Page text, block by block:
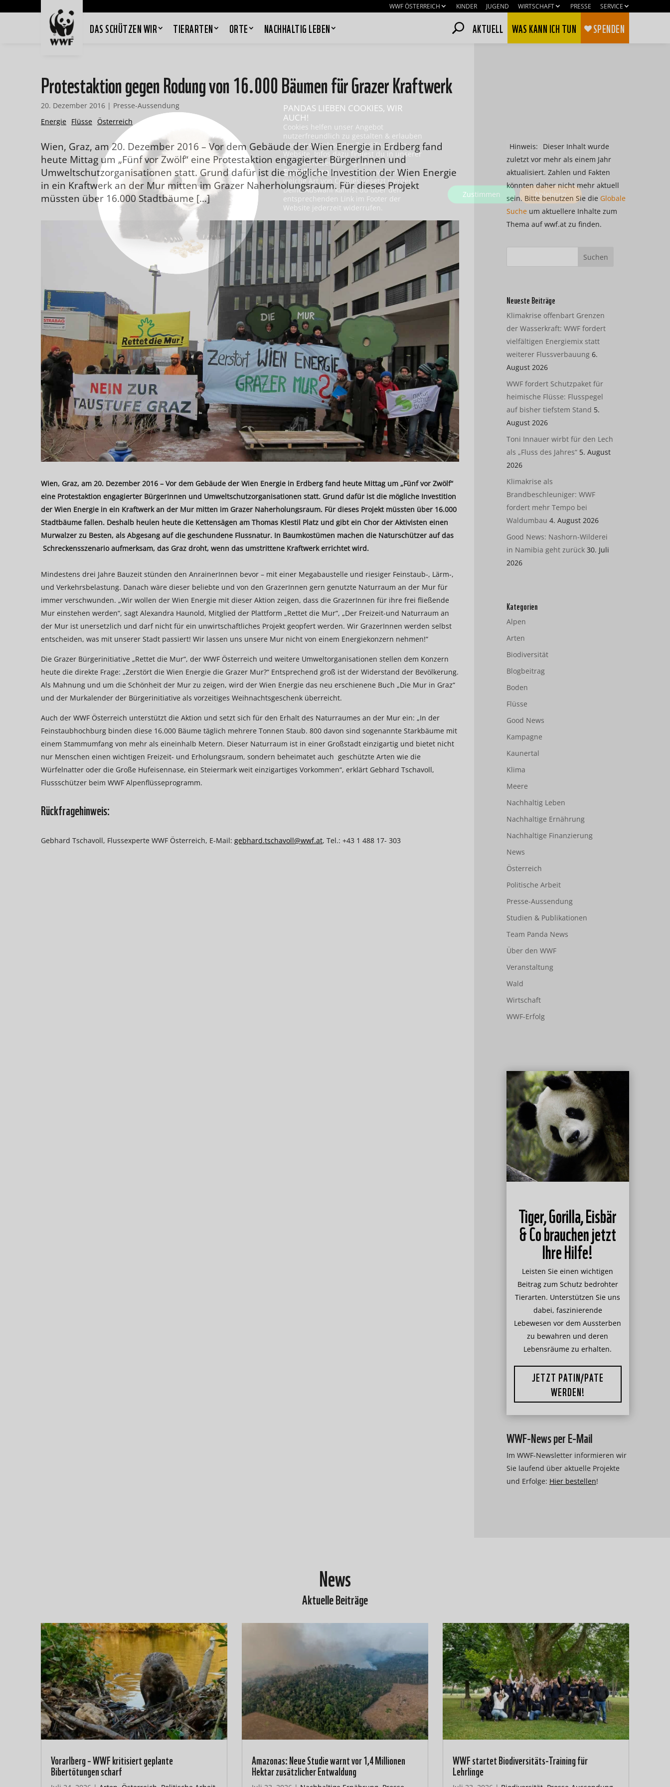
WWF ÖSTERREICH KINDER JUGEND WIRTSCHAFT PRESSE SERVICE
DAS SCHÜTZEN WIR TIERARTEN ORTE NACHHALTIG LEBEN AKTUELL WAS KANN ICH TUN SPENDEN
Protestaktion gegen Rodung von 16.000 Bäumen für Grazer Kraftwerk
20. Dezember 2016 | Presse-Aussendung
Energie Flüsse Österreich
Wien, Graz, am 20. Dezember 2016 – Vor dem Gebäude der Wien Energie in Erdberg fand
heute Mittag um „Fünf vor Zwölf“ eine Protestaktion engagierter BürgerInnen und
Umweltschutzorganisationen statt. Grund dafür ist die mögliche Investition der Wien Energie
in ein Kraftwerk an der Mur mitten im Grazer Naherholungsraum. Für dieses Projekt
müssten über 16.000 Stadtbäume […]
Wien, Graz, am 20. Dezember 2016 – Vor dem Gebäude der Wien Energie in Erdberg fand heute Mittag um „Fünf vor Zwölf“
eine Protestaktion engagierter BürgerInnen und Umweltschutzorganisationen statt. Grund dafür ist die mögliche Investition
der Wien Energie in ein Kraftwerk an der Mur mitten im Grazer Naherholungsraum. Für dieses Projekt müssten über 16.000
Stadtbäume fallen. Deshalb heulen heute die Kettensägen am Thomas Klestil Platz und gibt ein Chor der Aktivisten einen
Murwalzer zu Besten, als Abgesang auf die geschundene Flussnatur. In Baumkostümen machen die Naturschützer auf das
Schreckensszenario aufmerksam, das Graz droht, wenn das umstrittene Kraftwerk errichtet wird.
Mindestens drei Jahre Bauzeit stünden den AnrainerInnen bevor – mit einer Megabaustelle und riesiger Feinstaub-, Lärm-,
und Verkehrsbelastung. Danach wäre dieser beliebte und von den GrazerInnen gern genutzte Naturraum an der Mur für
immer verschwunden. „Wir wollen der Wien Energie mit dieser Aktion zeigen, dass die GrazerInnen für ihre frei fließende
Mur einstehen werden“, sagt Alexandra Haunold, Mitglied der Plattform „Rettet die Mur“, „Der Freizeit-und Naturraum an
der Mur ist unersetzlich und darf nicht für ein unwirtschaftliches Projekt geopfert werden. Wir GrazerInnen werden selbst
entscheiden, was mit unserer Stadt passiert! Wir lassen uns unsere Mur nicht von einem Energiekonzern nehmen!“
Die Grazer Bürgerinitiative „Rettet die Mur“, der WWF Österreich und weitere Umweltorganisationen stellen dem Konzern
heute die direkte Frage: „Zerstört die Wien Energie die Grazer Mur?“ Entsprechend groß ist der Widerstand der Bevölkerung.
Als Mahnung und um die Schönheit der Mur zu zeigen, wird der Wien Energie das neu erschienene Buch „Die Mur in Graz“
und der Murkalender der Bürgerinitiative als vorzeitiges Weihnachtsgeschenk überreicht.
Auch der WWF Österreich unterstützt die Aktion und setzt sich für den Erhalt des Naturraumes an der Mur ein: „In der
Feinstaubhochburg binden diese 16.000 Bäume täglich mehrere Tonnen Staub. 800 davon sind sogenannte Starkbäume mit
einem Stammumfang von mehr als eineinhalb Metern. Dieser Naturraum ist in einer Großstadt einzigartig und bietet nicht
nur Menschen einen wichtigen Freizeit- und Erholungsraum, sondern beheimatet auch geschützte Arten wie die
Würfelnatter oder die Große Hufeisennase, ein Steiermark weit einzigartiges Vorkommen“, erklärt Gebhard Tschavoll,
Flussschützer beim WWF Alpenflüsseprogramm.
Rückfragehinweis:
Gebhard Tschavoll, Flussexperte WWF Österreich, E-Mail: gebhard.tschavoll@wwf.at, Tel.: +43 1 488 17- 303
Hinweis:
Dieser Inhalt wurde
zuletzt vor mehr als einem Jahr
aktualisiert. Zahlen und Fakten
könnten daher nicht mehr aktuell
sein. Bitte benutzen Sie die Globale
Sucheum aktuellere Inhalte zum
Thema auf wwf.at zu finden.
Neueste Beiträge
Klimakrise offenbart Grenzen
der Wasserkraft: WWF fordert
vielfältigen Energiemix statt
weiterer Flussverbauung 6.
August 2026
WWF fordert Schutzpaket für
heimische Flüsse: Flusspegel
auf bisher tiefstem Stand 5.
August 2026
Toni Innauer wirbt für den Lech
als „Fluss des Jahres“ 5. August
2026
Klimakrise als
Brandbeschleuniger: WWF
fordert mehr Tempo bei
Waldumbau 4. August 2026
Good News: Nashorn-Wilderei
in Namibia geht zurück 30. Juli
2026
Kategorien
Alpen
Arten
Biodiversität
Blogbeitrag
Boden
Flüsse
Good News
Kampagne
Kaunertal
Klima
Meere
Nachhaltig Leben
Nachhaltige Ernährung
Nachhaltige Finanzierung
News
Österreich
Politische Arbeit
Presse-Aussendung
Studien & Publikationen
Team Panda News
Über den WWF
Veranstaltung
Wald
Wirtschaft
WWF-Erfolg
Tiger, Gorilla, Eisbär
& Co brauchen jetzt
Ihre Hilfe!
Leisten Sie einen wichtigen
Beitrag zum Schutz bedrohter
Tierarten. Unterstützen Sie uns
dabei, faszinierende
Lebewesen vor dem Aussterben
zu bewahren und deren
Lebensräume zu erhalten.
JETZT PATIN/PATE
WERDEN!
WWF-News per E-Mail
Im WWF-Newsletter informieren wir
Sie laufend über aktuelle Projekte
und Erfolge: Hier bestellen!
News
Aktuelle Beiträge
Vorarlberg – WWF kritisiert geplante
Bibertötungen scharf
Amazonas: Neue Studie warnt vor 1,4 Millionen
Hektar zusätzlicher Entwaldung
WWF startet Biodiversitäts-Training für
Lehrlinge
PANDAS LIEBEN COOKIES, WIR
AUCH!
Cookies helfen unser Angebot
nutzerfreundlich zu gestalten & erlauben
uns eine Analyse der Zugriffe auf die
Website. Infos dazu findest du in unserer
Datenschutzerklärung. Unter
Einstellungen kannst du verwalten,
welche Art von Cookies gesetzt werden.
Deine Auswahl kannst du über den
entsprechenden Link im Footer der
Website jederzeit widerrufen.
Zustimmen Ablehnen